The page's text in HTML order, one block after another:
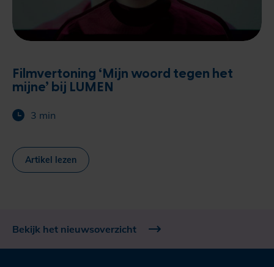
Filmvertoning ‘Mijn woord tegen het
mijne’ bij LUMEN
3 min
Artikel lezen
Bekijk het nieuwsoverzicht